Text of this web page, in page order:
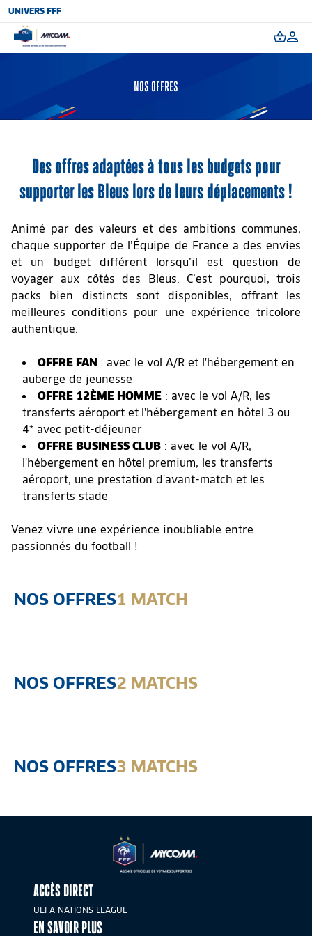
UNIVERS FFF
NOS OFFRES
Des offres adaptées à tous les budgets pour
supporter les Bleus lors de leurs déplacements !
Animé par des valeurs et des ambitions communes,
chaque supporter de l’Équipe de France a des envies
et un budget différent lorsqu’il est question de
voyager aux côtés des Bleus. C’est pourquoi, trois
packs bien distincts sont disponibles, offrant les
meilleures conditions pour une expérience tricolore
authentique.
OFFRE FAN : avec le vol A/R et l'hébergement en
auberge de jeunesse
OFFRE 12ÈME HOMME : avec le vol A/R, les
transferts aéroport et l'hébergement en hôtel 3 ou
4* avec petit-déjeuner
OFFRE BUSINESS CLUB : avec le vol A/R,
l'hébergement en hôtel premium, les transferts
aéroport, une prestation d'avant-match et les
transferts stade
Venez vivre une expérience inoubliable entre
passionnés du football !
NOS OFFRES1 MATCH
NOS OFFRES2 MATCHS
2 MATCHS : IRAK &
NOS OFFRES3 MATCHS
ACCÈS DIRECT
UEFA NATIONS LEAGUE
EN SAVOIR PLUS